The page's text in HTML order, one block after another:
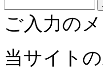
ご入力の
当サイト